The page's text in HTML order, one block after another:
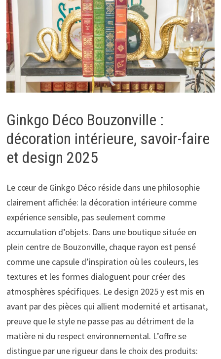
Ginkgo Déco Bouzonville :
décoration intérieure, savoir-faire
et design 2025
Le cœur de Ginkgo Déco réside dans une philosophie
clairement affichée: la décoration intérieure comme
expérience sensible, pas seulement comme
accumulation d’objets. Dans une boutique située en
plein centre de Bouzonville, chaque rayon est pensé
comme une capsule d’inspiration où les couleurs, les
textures et les formes dialoguent pour créer des
atmosphères spécifiques. Le design 2025 y est mis en
avant par des pièces qui allient modernité et artisanat,
preuve que le style ne passe pas au détriment de la
matière ni du respect environnemental. L’offre se
distingue par une rigueur dans le choix des produits: